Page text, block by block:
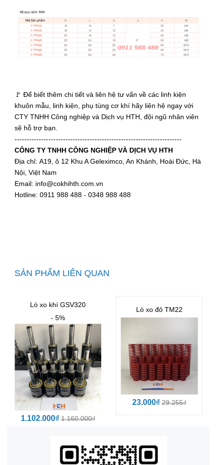
🚩 Để biết thêm chi tiết và liên hệ tư vấn về các linh kiện
khuôn mẫu, linh kiện, phụ tùng cơ khí hãy liên hệ ngay với
CTY TNHH Công nghiệp và Dịch vụ HTH, đội ngũ nhân viên
sẽ hỗ trợ bạn.
---------------------------------------------------------------------
CÔNG TY TNHH CÔNG NGHIỆP VÀ DỊCH VỤ HTH
Địa chỉ: A19, ô 12 Khu A Geleximco, An Khánh, Hoài Đức, Hà
Nội, Việt Nam
Email: info@cokhihth.com.vn
Hotline: 0911 988 488 - 0348 988 488
SẢN PHẨM LIÊN QUAN
Lò xo khí GSV320
- 5%
1.102.000₫1.160.000₫
Lò xo đỏ TM22
23.000₫29.255₫